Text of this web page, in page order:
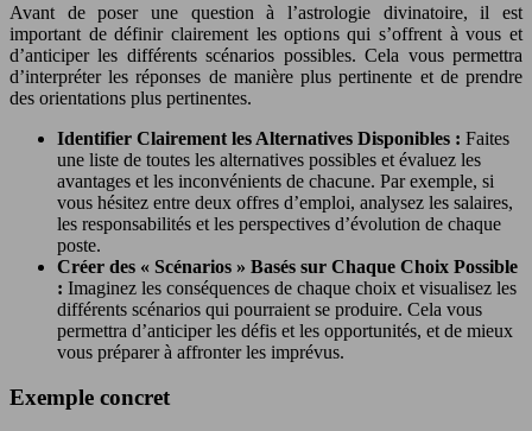
Avant de poser une question à l’astrologie divinatoire, il est
important de définir clairement les options qui s’offrent à vous et
d’anticiper les différents scénarios possibles. Cela vous permettra
d’interpréter les réponses de manière plus pertinente et de prendre
des orientations plus pertinentes.
Identifier Clairement les Alternatives Disponibles : Faites
une liste de toutes les alternatives possibles et évaluez les
avantages et les inconvénients de chacune. Par exemple, si
vous hésitez entre deux offres d’emploi, analysez les salaires,
les responsabilités et les perspectives d’évolution de chaque
poste.
Créer des « Scénarios » Basés sur Chaque Choix Possible
: Imaginez les conséquences de chaque choix et visualisez les
différents scénarios qui pourraient se produire. Cela vous
permettra d’anticiper les défis et les opportunités, et de mieux
vous préparer à affronter les imprévus.
Exemple concret